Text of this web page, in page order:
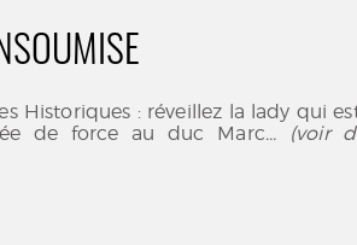
Historiques : réveillez la lady qui
de force au duc Marc... (voir